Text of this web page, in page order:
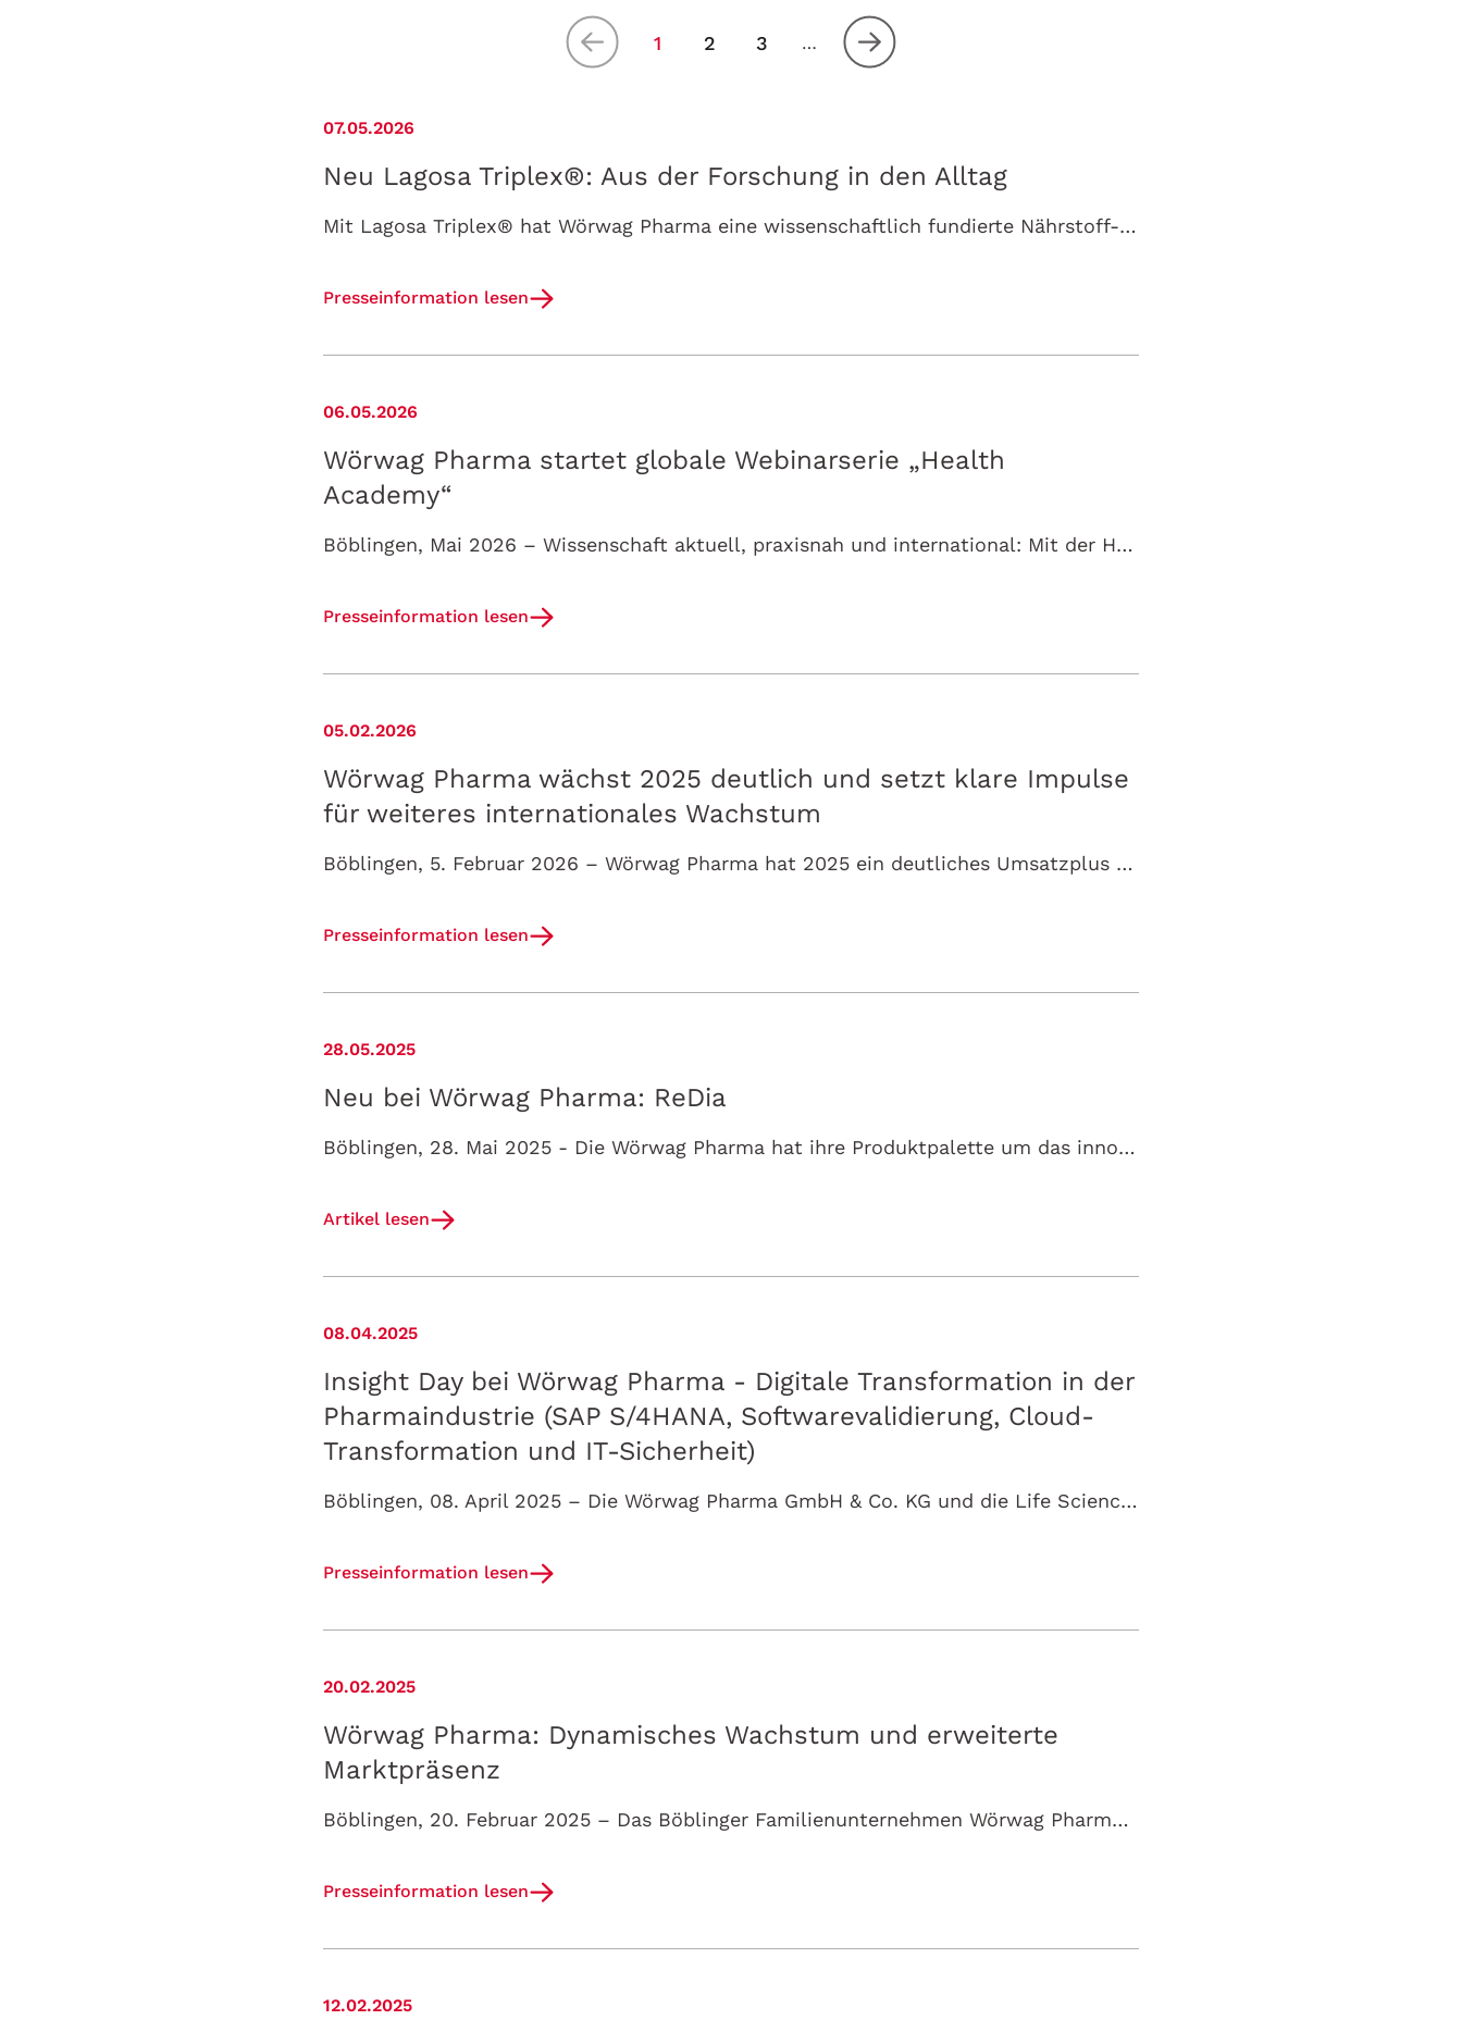
1 2 3 …
07.05.2026
Neu Lagosa Triplex®: Aus der Forschung in den Alltag
Mit Lagosa Triplex® hat Wörwag Pharma eine wissenschaftlich fundierte Nährstoff-Kombination entwickelt, die gezielt das System aus Herz, Leber, und…
Presseinformation lesen
06.05.2026
Wörwag Pharma startet globale Webinarserie „Health
Academy“
Böblingen, Mai 2026 – Wissenschaft aktuell, praxisnah und international: Mit der Health Academy etabliert Wörwag Pharma eine neue globale Webinarserie…
Presseinformation lesen
05.02.2026
Wörwag Pharma wächst 2025 deutlich und setzt klare Impulse
für weiteres internationales Wachstum
Böblingen, 5. Februar 2026 – Wörwag Pharma hat 2025 ein deutliches Umsatzplus erzielt und bestätigt damit seinen Wachstumskurs in einem…
Presseinformation lesen
28.05.2025
Neu bei Wörwag Pharma: ReDia
Böblingen, 28. Mai 2025 - Die Wörwag Pharma hat ihre Produktpalette um das innovative Ballaststoff-Präparat ReDia® ergänzt.
Artikel lesen
08.04.2025
Insight Day bei Wörwag Pharma - Digitale Transformation in der
Pharmaindustrie (SAP S/4HANA, Softwarevalidierung, Cloud-
Transformation und IT-Sicherheit)
Böblingen, 08. April 2025 – Die Wörwag Pharma GmbH & Co. KG und die Life Sciences Alliance laden am 22. Mai zum Insight Day in Filderstadt ein. An…
Presseinformation lesen
20.02.2025
Wörwag Pharma: Dynamisches Wachstum und erweiterte
Marktpräsenz
Böblingen, 20. Februar 2025 – Das Böblinger Familienunternehmen Wörwag Pharma konnte im Geschäftsjahr 2024 ein organisches Umsatzwachstum von 10,5…
Presseinformation lesen
12.02.2025